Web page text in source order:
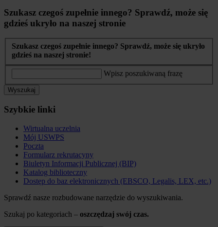
Szukasz czegoś zupełnie innego? Sprawdź, może się
gdzieś ukryło na naszej stronie
Szukasz czegoś zupełnie innego? Sprawdź, może się ukryło
gdzieś na naszej stronie!
Wpisz poszukiwaną frazę
Wyszukaj
Szybkie linki
Wirtualna uczelnia
Mój USWPS
Poczta
Formularz rekrutacyny
Biuletyn Informacji Publicznej (BIP)
Katalog biblioteczny
Dostęp do baz elektronicznych (EBSCO, Legalis, LEX, etc.)
Sprawdź nasze rozbudowane narzędzie do wyszukiwania.
Szukaj po kategoriach – oszczędzaj swój czas.